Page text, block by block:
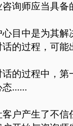
询师应当具备
目中是为其
的过程，可能
的过程中，第
......
户产生了不